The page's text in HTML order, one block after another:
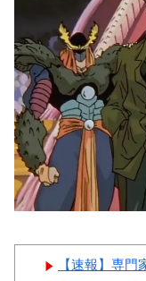
磁気嵐、地球由来の
主導…JAXAの衛星「
が観測！
舌を絡ませて、唾液
── ちゅっちゅしなが
エッ画像♪
海外「日本よ、お前
本の対応のスピードに
【速報】専